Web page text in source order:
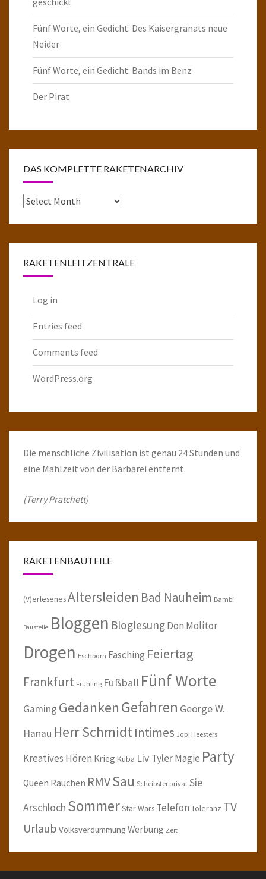
Fünf Worte, ein Gedicht: Des Kaisergranats neue
Neider
Fünf Worte, ein Gedicht: Bands im Benz
Der Pirat
DAS KOMPLETTE RAKETENARCHIV
Das
RAKETENLEITZENTRALE
Log in
Entries feed
Comments feed
WordPress.org
Die menschliche Zivilisation ist genau 24 Stunden und
eine Mahlzeit von der Barbarei entfernt.
(Terry Pratchett)
RAKETENBAUTEILE
(V)erlesenesAltersleiden Bad Nauheim Bambi
Baustelle Bloggen BloglesungDon Molitor
Drogen Eschborn Fasching Feiertag
Frankfurt Frühling Fußball Fünf Worte
Gaming GedankenGefahren George W.
Hanau Herr SchmidtIntimes Jopi Heesters
Kreatives Hören Krieg Kuba Liv TylerMagie Party
Queen Rauchen RMVSau Scheibster privat Sie
Arschloch SommerStar Wars Telefon Toleranz TV
Urlaub Volksverdummung Werbung Zeit